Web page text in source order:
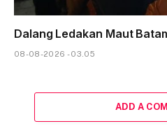
Dalang Ledakan Maut
08-08-2026 - 03.05
ADD A